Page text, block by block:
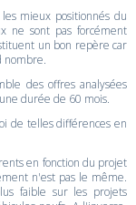
mieux positionnés du
ne sont pas forcément
un bon repère car
nombre.
des offres analysées
durée de 60 mois.
de telles différences en
en fonction du projet
n'est pas le même.
faible sur les projets